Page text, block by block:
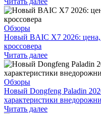
Обзоры
Новый BAIC X7 2026: цена,
кроссовера
Читать далее
Обзоры
Новый Dongfeng Paladin
характеристики
Читать далее